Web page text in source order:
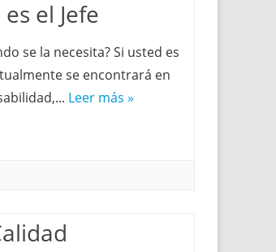
el Jefe
se la necesita? Si usted es
se encontrará en
Leer más »